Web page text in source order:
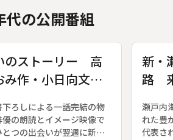
代の公開番組
のストーリー 高
み作・小日向文世
ん
ろしによる一話完結の物
優の朗読とイメージ映像で
つの出会いが翌週に新た
新・
路
瀬戸内
れた豊
代表さ